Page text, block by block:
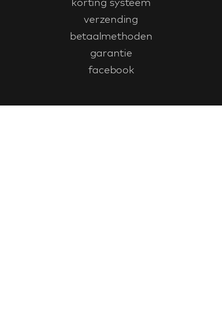
verzending
betaalmethoden
garantie
facebook
Klantenservice